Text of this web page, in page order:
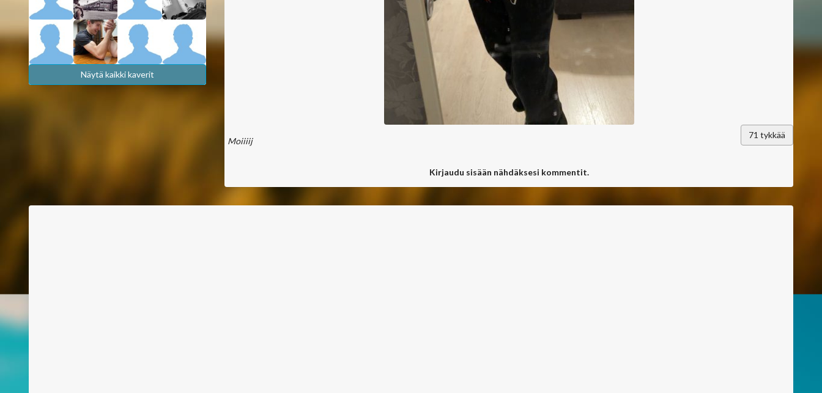
Moiiiij
71 tykkää
Kirjaudu sisään nähdäksesi kommentit.
Näytä kaikki kaverit